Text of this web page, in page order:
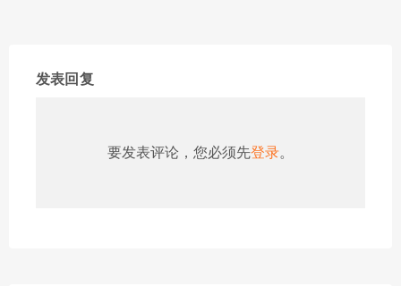
发表回复
要发表评论，您必须先登录。